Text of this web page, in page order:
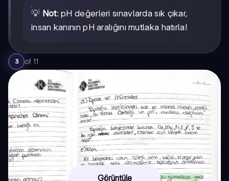
💡 Not: pH değerleri sınavlarda sık çıkar,
insan kanının pH aralığını mutlaka hatırla!
3 of 11
Görüntüle